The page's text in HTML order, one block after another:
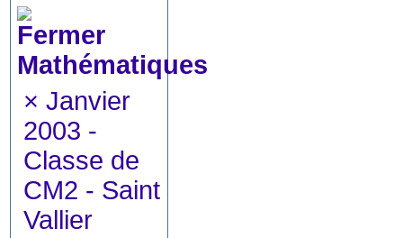
Mathématiques
× Janvier
2003 -
Classe de
CM2 - Saint
Vallier